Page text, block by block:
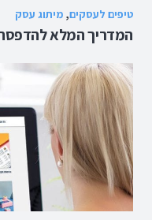
טיפים לעסקים, מיתוג עסק
המדריך המלא